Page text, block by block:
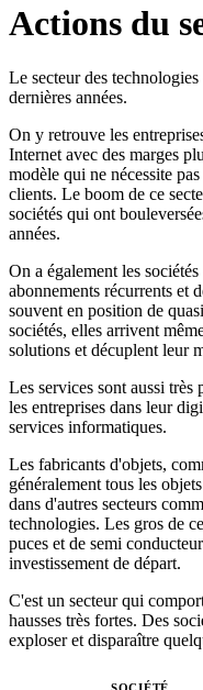
Actions du
Le secteur des
dernières années.
On y retrouve les
Internet avec des marges
modèle qui ne nécessite
clients. Le boom de ce
sociétés qui ont
années.
On a également les
abonnements récurrents et
souvent en position de
sociétés, elles arrivent
solutions et décuplent leur
Les services sont aussi
les entreprises dans leur
services informatiques.
Les fabricants d'objets,
généralement tous les
dans d'autres secteurs
technologies. Les gros de
puces et de semi
investissement de départ.
C'est un secteur qui
hausses très fortes. Des
exploser et disparaître